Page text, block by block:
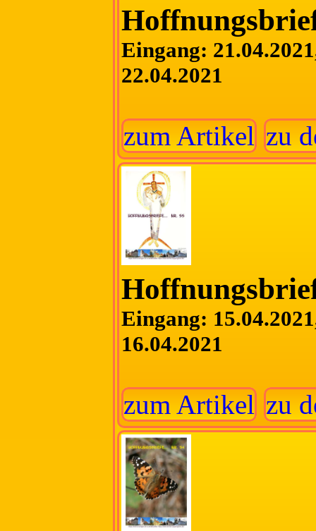
Eingang:
22.04.2021
zum Artikel zu
Eingang:
16.04.2021
zum Artikel zu